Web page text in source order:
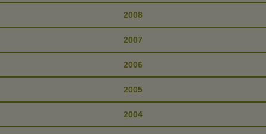
2008
2007
2006
2005
2004